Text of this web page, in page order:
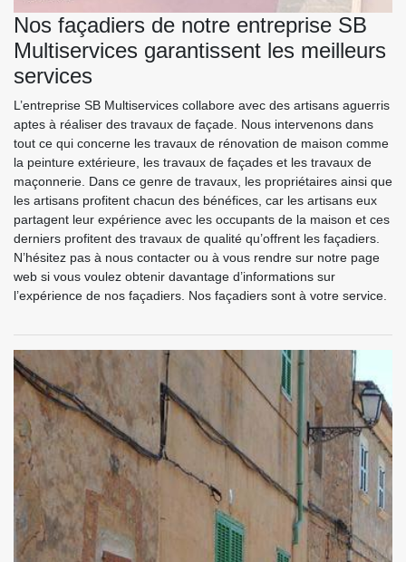
Nos façadiers de notre entreprise SB
Multiservices garantissent les meilleurs
services
L’entreprise SB Multiservices collabore avec des artisans aguerris
aptes à réaliser des travaux de façade. Nous intervenons dans
tout ce qui concerne les travaux de rénovation de maison comme
la peinture extérieure, les travaux de façades et les travaux de
maçonnerie. Dans ce genre de travaux, les propriétaires ainsi que
les artisans profitent chacun des bénéfices, car les artisans eux
partagent leur expérience avec les occupants de la maison et ces
derniers profitent des travaux de qualité qu’offrent les façadiers.
N’hésitez pas à nous contacter ou à vous rendre sur notre page
web si vous voulez obtenir davantage d’informations sur
l’expérience de nos façadiers. Nos façadiers sont à votre service.